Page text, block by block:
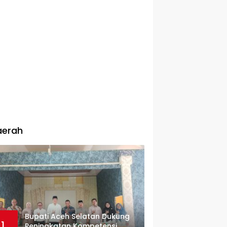
Bupati Aceh Selatan Dukung